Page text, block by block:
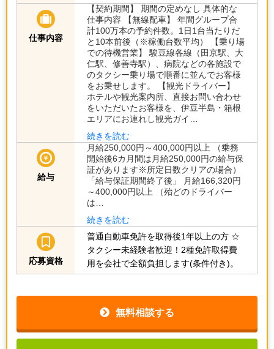
仕事内容
【契約期間】 期間の定めなし 具体的な
仕事内容 【無線配車】 年間グループ合
計100万本の予約件数。1日1台当たりだ
と10本前後（※稼働台数平均） 【乗り場
での待機営業】 駿豆線各線（田京駅、大
仁駅、修善寺駅）、病院などの各施設で
のタクシー乗り場で順番に並んでお客様
をお乗せします。 【観光ドライバー】
ホテルや観光案内所、直接お問い合わせ
をいただいたお客様を、伊豆半島・箱根
エリアにお連れし観光ガイ…
続きを読む
給与
月給250,000円～400,000円以上 （乗務
開始後6カ月間は月給250,000円の給与保
証があります※所定日数クリアの場合）
「給与保証期間終了後」 月給166,320円
～400,000円以上 （殆どのドライバー
は…
続きを読む
応募資格
普通自動車免許を取得後1年以上の方 ☆
タクシー未経験者歓迎！2種免許取得費
用を会社で全額負担します(条件付き)。
無料相談する